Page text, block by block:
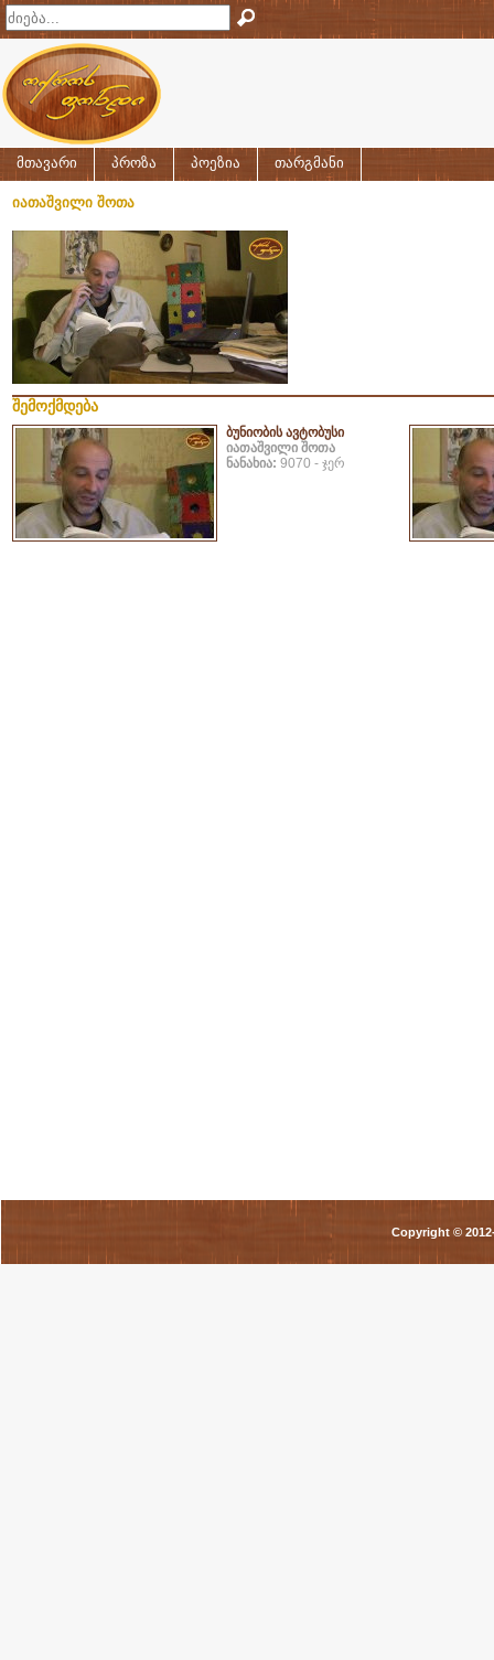
მთავარი პროზა პოეზია თარგმანი
იათაშვილი შოთა
შემოქმდება
ბუნიობის ავტობუსი
იათაშვილი შოთა
ნანახია: 9070 - ჯერ
Copyright ©